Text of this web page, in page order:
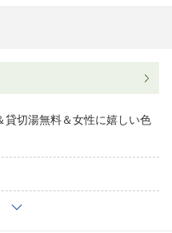
切湯無料＆女性に嬉しい色